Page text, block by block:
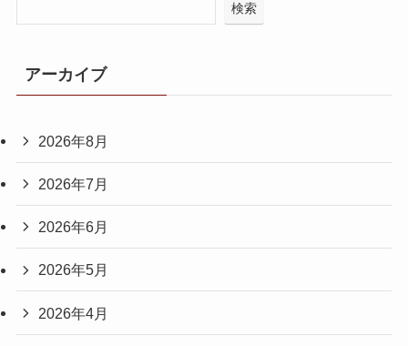
検索
アーカイブ
2026年8月
2026年7月
2026年6月
2026年5月
2026年4月